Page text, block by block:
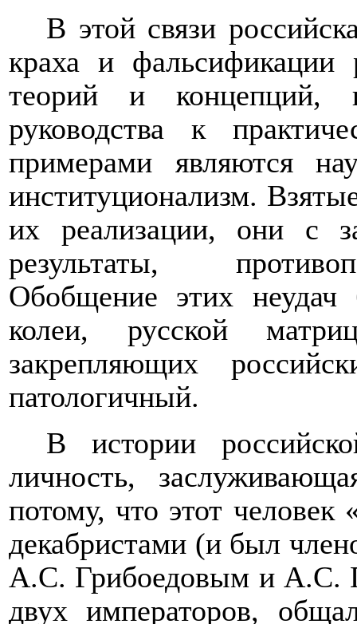
В этой связи
краха и фальсификации
теорий и концепций,
руководства к
примерами являются
институционализм.
их реализации, они с
результаты,
Обобщение этих
колеи, русской
закрепляющих
патологичный.
В истории
личность,
потому, что этот
декабристами (и был
А.С. Грибоедовым и А.С.
двух императоров,